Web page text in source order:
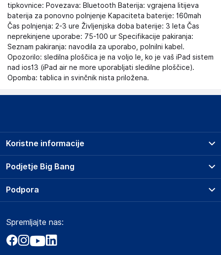
tipkovnice: Povezava: Bluetooth Baterija: vgrajena litijeva
baterija za ponovno polnjenje Kapaciteta baterije: 160mah
Čas polnjenja: 2-3 ure Življenjska doba baterije: 3 leta Čas
neprekinjene uporabe: 75-100 ur Specifikacije pakiranja:
Seznam pakiranja: navodila za uporabo, polnilni kabel.
Opozorilo: sledilna ploščica je na voljo le, ko je vaš iPad sistem
nad ios13 (iPad air ne more uporabljati sledilne ploščice).
Opomba: tablica in svinčnik nista priložena.
Podjetje Big Bang
O podjetju
Obvestila za javnost
Akt o digitalnih storitvah
Koristne informacije
Prodajna mesta
Storitve
Dostava, vnos in odvoz
Zavarovanje izdelkov
Podpora
Marketplace
Kako oddati naročilo?
Spremljajte nas: